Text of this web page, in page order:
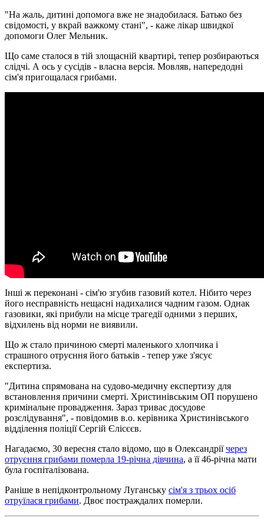
"На жаль, дитині допомога вже не знадобилася. Батько без
свідомості, у вкрай важкому стані", - каже лікар швидкої
допомоги Олег Мельник.
Що саме сталося в тій злощасній квартирі, тепер розбираються
слідчі. А ось у сусідів - власна версія. Мовляв, напередодні
сім'я пригощалася грибами.
Інші ж переконані - сім'ю згубив газовий котел. Нібито через
його несправність нещасні надихалися чадним газом. Однак
газовики, які прибули на місце трагедії одними з перших,
відхилень від норми не виявили.
Що ж стало причиною смерті маленького хлопчика і
страшного отруєння його батьків - тепер уже з'ясує
експертиза.
"Дитина спрямована на судово-медичну експертизу для
встановлення причини смерті. Христинівським ОП порушено
кримінальне провадження. Зараз триває досудове
розслідування", - повідомив в.о. керівника Христинівського
відділення поліції Сергій Єлісєєв.
Нагадаємо, 30 вересня стало відомо, що в Олександріїчерез
отруєння грибами померла 19-річна дівчина, а її 46-річна мати
була госпіталізована.
Раніше в непідконтрольному Луганську сім'я з трьох осіб
отруїлася грибами. Двоє постраждалих померли.